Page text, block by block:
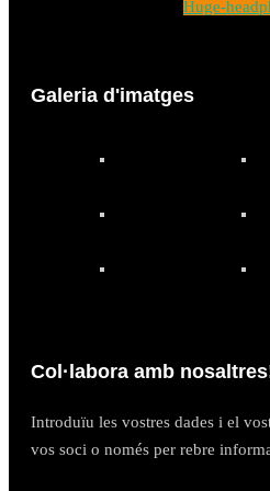
Huge-
Galeria d'imatges
Col·labora amb
Introduïu les vostres dades i el
vos soci o només per rebre